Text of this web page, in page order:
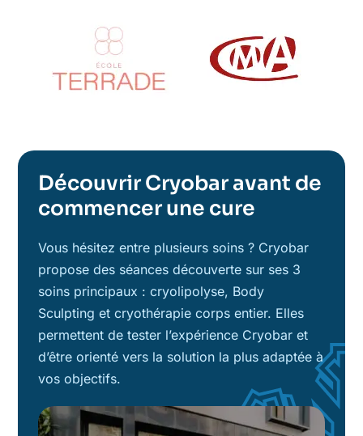
Découvrir Cryobar avant de
commencer une cure
Vous hésitez entre plusieurs soins ? Cryobar
propose des séances découverte sur ses 3
soins principaux : cryolipolyse, Body
Sculpting et cryothérapie corps entier. Elles
permettent de tester l’expérience Cryobar et
d’être orienté vers la solution la plus adaptée à
vos objectifs.